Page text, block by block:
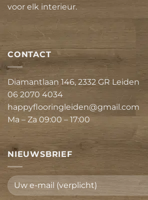
voor elk interieur.
CONTACT
Diamantlaan 146, 2332 GR Leiden
06 2070 4034
happyflooringleiden@gmail.com
Ma – Za 09:00 – 17:00
NIEUWSBRIEF